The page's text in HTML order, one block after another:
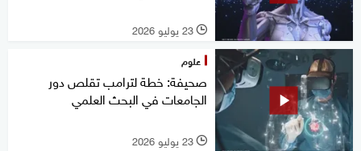
l 23 يوليو 2026
علوم
صحيفة: خطة لترامب تقلص دور
الجامعات في البحث العلمي
l 23 يوليو 2026